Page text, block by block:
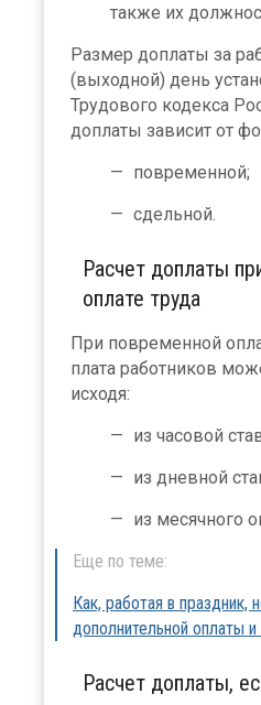
также их
Размер доплаты за
(выходной) день
Трудового кодекса
доплаты зависит от
повременной;
сдельной.
Расчет доплаты
оплате труда
При повременной
плата работников
исходя:
из часовой
из дневной
из месячного
Еще по теме:
Как, работая в праздник,
дополнительной оплаты
Расчет доплаты,